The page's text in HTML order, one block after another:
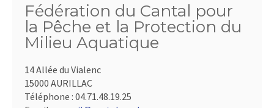
Fédération du Cantal pour
la Pêche et la Protection du
Milieu Aquatique
14 Allée du Vialenc
15000 AURILLAC
Téléphone : 04.71.48.19.25